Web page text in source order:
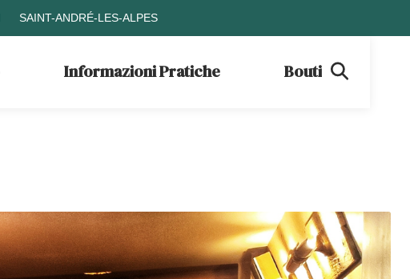
SAINT-ANDRÉ-LES-ALPES
Informazioni Pratiche Boutique